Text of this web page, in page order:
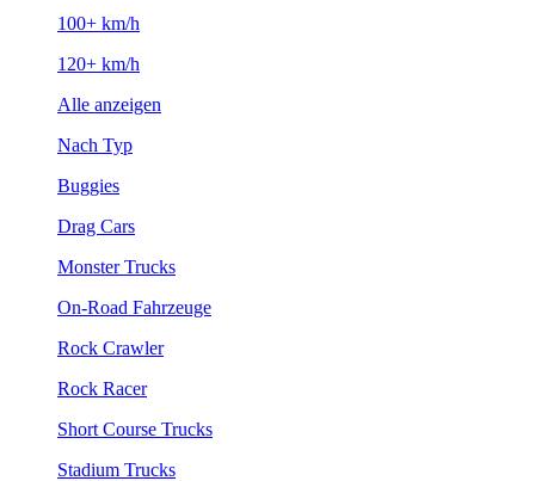
100+ km/h
120+ km/h
Alle anzeigen
Nach Typ
Buggies
Drag Cars
Monster Trucks
On-Road Fahrzeuge
Rock Crawler
Rock Racer
Short Course Trucks
Stadium Trucks